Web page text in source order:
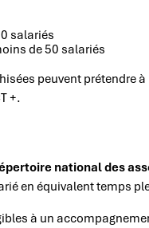
salariés
de 50 salariés
peuvent prétendre
+.
national des
en équivalent temps
à un